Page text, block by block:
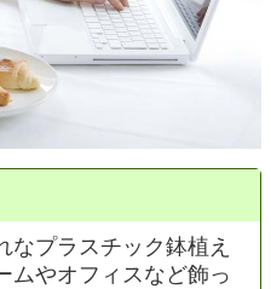
なプラスチック鉢植え
ムやオフィスなど飾っ